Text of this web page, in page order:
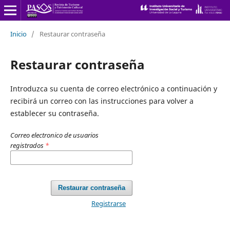
Inicio / Restaurar contraseña
Restaurar contraseña
Introduzca su cuenta de correo electrónico a continuación y
recibirá un correo con las instrucciones para volver a
establecer su contraseña.
Correo electronico de usuarios
registrados *
Restaurar contraseña
Registrarse